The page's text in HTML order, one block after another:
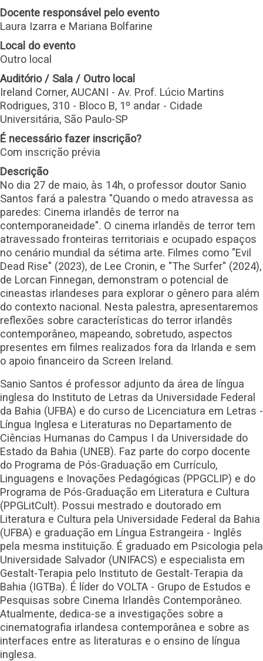
Docente responsável pelo evento
Laura Izarra e Mariana Bolfarine
Local do evento
Outro local
Auditório / Sala / Outro local
Ireland Corner, AUCANI - Av. Prof. Lúcio Martins
Rodrigues, 310 - Bloco B, 1º andar - Cidade
Universitária, São Paulo-SP
É necessário fazer inscrição?
Com inscrição prévia
Descrição
No dia 27 de maio, às 14h, o professor doutor Sanio
Santos fará a palestra "Quando o medo atravessa as
paredes: Cinema irlandês de terror na
contemporaneidade". O cinema irlandês de terror tem
atravessado fronteiras territoriais e ocupado espaços
no cenário mundial da sétima arte. Filmes como "Evil
Dead Rise" (2023), de Lee Cronin, e "The Surfer" (2024),
de Lorcan Finnegan, demonstram o potencial de
cineastas irlandeses para explorar o gênero para além
do contexto nacional. Nesta palestra, apresentaremos
reflexões sobre características do terror irlandês
contemporâneo, mapeando, sobretudo, aspectos
presentes em filmes realizados fora da Irlanda e sem
o apoio financeiro da Screen Ireland.
Sanio Santos é professor adjunto da área de língua
inglesa do Instituto de Letras da Universidade Federal
da Bahia (UFBA) e do curso de Licenciatura em Letras -
Língua Inglesa e Literaturas no Departamento de
Ciências Humanas do Campus I da Universidade do
Estado da Bahia (UNEB). Faz parte do corpo docente
do Programa de Pós-Graduação em Currículo,
Linguagens e Inovações Pedagógicas (PPGCLIP) e do
Programa de Pós-Graduação em Literatura e Cultura
(PPGLitCult). Possui mestrado e doutorado em
Literatura e Cultura pela Universidade Federal da Bahia
(UFBA) e graduação em Língua Estrangeira - Inglês
pela mesma instituição. É graduado em Psicologia pela
Universidade Salvador (UNIFACS) e especialista em
Gestalt-Terapia pelo Instituto de Gestalt-Terapia da
Bahia (IGTBa). É líder do VOLTA - Grupo de Estudos e
Pesquisas sobre Cinema Irlandês Contemporâneo.
Atualmente, dedica-se a investigações sobre a
cinematografia irlandesa contemporânea e sobre as
interfaces entre as literaturas e o ensino de língua
inglesa.